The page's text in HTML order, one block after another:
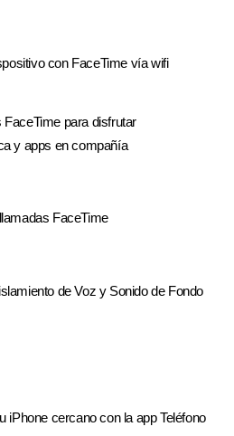
con FaceTime vía wifi
para disfrutar
y apps en compañía
FaceTime
de Voz y Sonido de Fondo
iPhone cercano con la app Teléfono